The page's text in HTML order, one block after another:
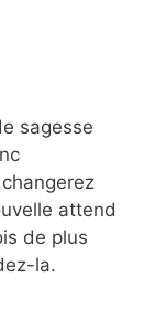
sagesse
attend
de plus
la.